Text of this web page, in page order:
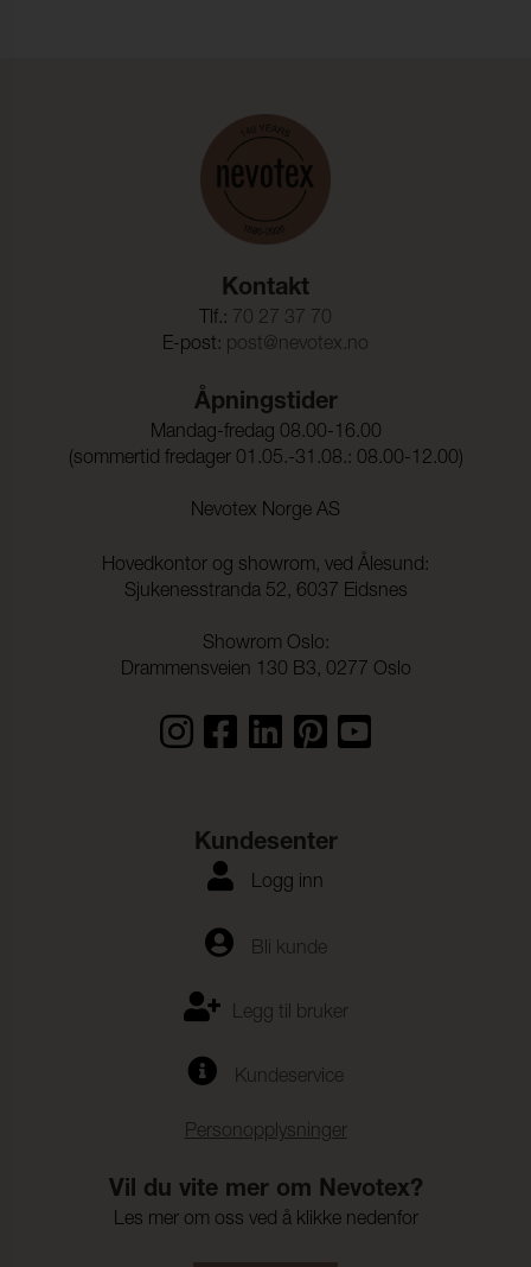
Kontakt
Tlf.: 70 27 37 70
E-post: post@nevotex.no
Åpningstider
Mandag-fredag 08.00-16.00
(sommertid fredager 01.05.-31.08.: 08.00-12.00)
Nevotex Norge AS
Hovedkontor og showrom, ved Ålesund:
Sjukenesstranda 52, 6037 Eidsnes
Showrom Oslo:
Drammensveien 130 B3, 0277 Oslo
Kundesenter
Logg inn
Bli kunde
Legg til bruker
Kundeservice
Personopplysninger
Vil du vite mer om Nevotex?
Les mer om oss ved å klikke nedenfor